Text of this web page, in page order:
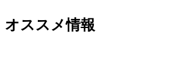
オススメ情報